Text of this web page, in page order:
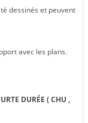
dessinés et peuvent
avec les plans.
DURÉE ( CHU ,